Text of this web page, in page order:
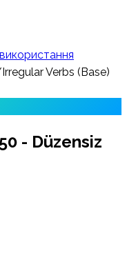
Irregular Verbs (Base)
- Düzensiz